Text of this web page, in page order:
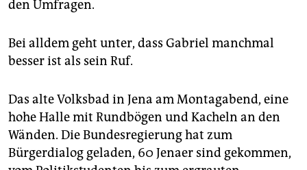
den Umfragen.
Bei alldem geht unter, dass Gabriel manchmal
besser ist als sein Ruf.
Das alte Volksbad in Jena am Montagabend, eine
hohe Halle mit Rundbögen und Kacheln an den
Wänden. Die Bundesregierung hat zum
Bürgerdialog geladen, 60 Jenaer sind gekommen,